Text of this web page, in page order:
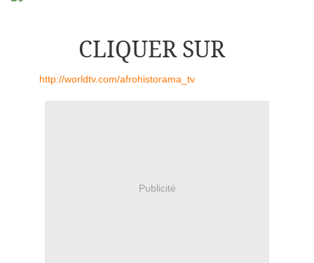
CLIQUER SUR
http://worldtv.com/afrohistorama_tv
Publicité